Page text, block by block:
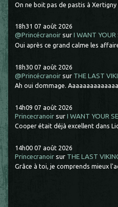
On ne boit pas de pastis à Xertigny
18h31 07 août 2026
@Princécranoir surI WANT YOUR
Oui après ce grand calme les
18h30 07 août 2026
@Princécranoir sur THE LAST
Ah oui dommage.
14h09 07 août 2026
Princecranoir surI WANT YOUR
Cooper était déjà excellent dans
14h00 07 août 2026
Princecranoir sur THE LAST
Grâce à toi, je comprends mieux